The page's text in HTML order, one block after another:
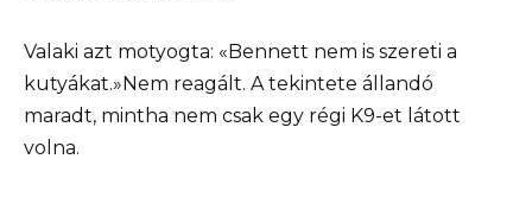
Valaki azt motyogta: «Bennett nem is szereti a
kutyákat.»Nem reagált. A tekintete állandó
maradt, mintha nem csak egy régi K9-et látott
volna.